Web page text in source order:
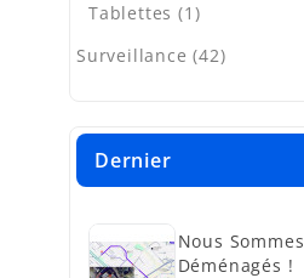
Tablettes (1)
Surveillance (42)
Dernier
Nous Sommes
Déménagés !